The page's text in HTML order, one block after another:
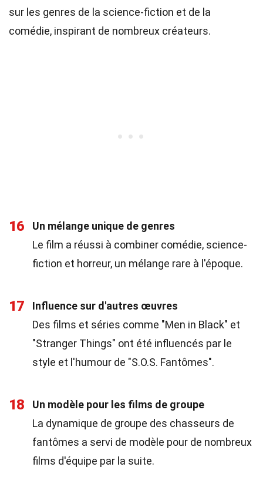
sur les genres de la science-fiction et de la
comédie, inspirant de nombreux créateurs.
16
Un mélange unique de genres
Le film a réussi à combiner comédie, science-
fiction et horreur, un mélange rare à l'époque.
17
Influence sur d'autres œuvres
Des films et séries comme "Men in Black" et
"Stranger Things" ont été influencés par le
style et l'humour de "S.O.S. Fantômes".
18
Un modèle pour les films de groupe
La dynamique de groupe des chasseurs de
fantômes a servi de modèle pour de nombreux
films d'équipe par la suite.